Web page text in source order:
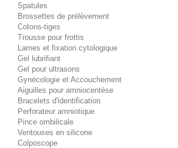
Spatules
Brossettes de prélèvement
Cotons-tiges
Trousse pour frottis
Lames et fixation cytologique
Gel lubrifiant
Gel pour ultrasons
Gynécologie et Accouchement
Aiguilles pour amniocentèse
Bracelets d'identification
Perforateur amniotique
Pince ombilicale
Ventouses en silicone
Colposcope